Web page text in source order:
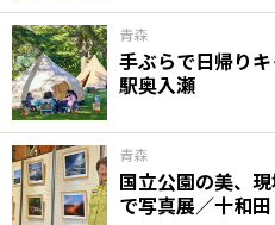
青森
手ぶらで日帰り
駅奥入瀬
青森
国立公園の美、
で写真展／十和田